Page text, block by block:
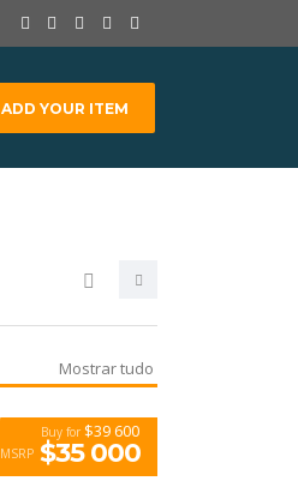
ADD YOUR ITEM
Mostrar tudo
Buy for $39 600
MSRP $35 000